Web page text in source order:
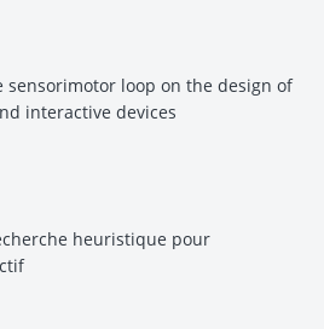
loop on the design of
interactive devices
heuristique pour